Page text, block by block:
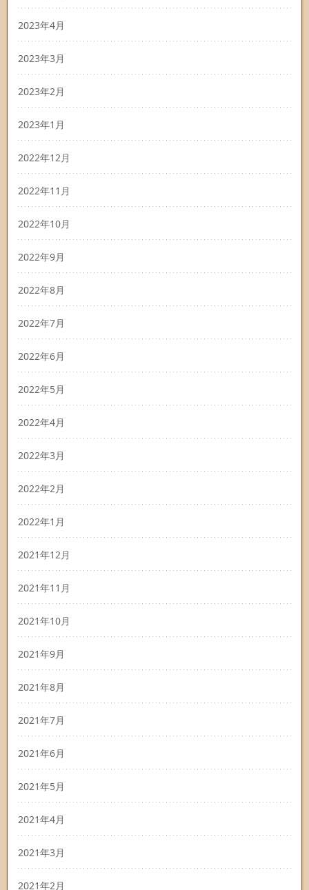
2023年4月
2023年3月
2023年2月
2023年1月
2022年12月
2022年11月
2022年10月
2022年9月
2022年8月
2022年7月
2022年6月
2022年5月
2022年4月
2022年3月
2022年2月
2022年1月
2021年12月
2021年11月
2021年10月
2021年9月
2021年8月
2021年7月
2021年6月
2021年5月
2021年4月
2021年3月
2021年2月